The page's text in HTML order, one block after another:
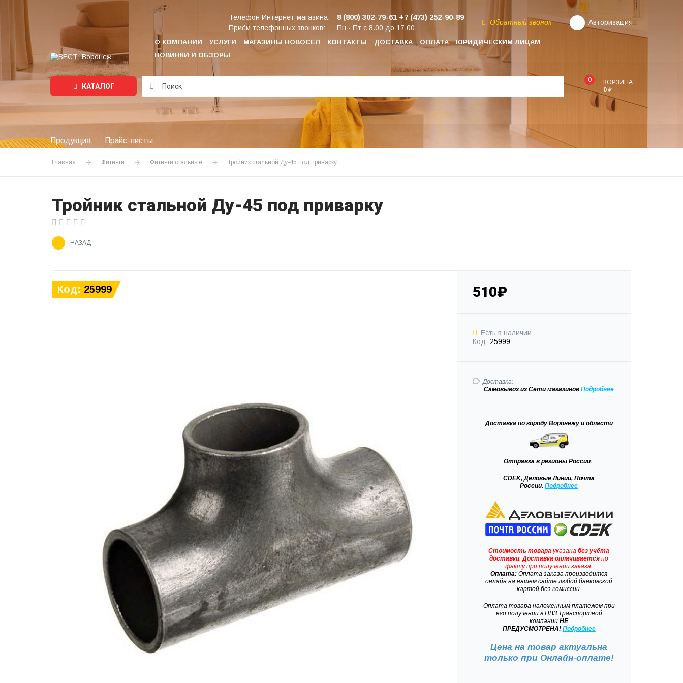
О КОМПАНИИ УСЛУГИ МАГАЗИНЫ НОВОСЕЛ КОНТАКТЫ ДОСТАВКА ОПЛАТА
ЮРИДИЧЕСКИМ ЛИЦАМ
НОВИНКИ И ОБЗОРЫ
Телефон Интернет-магазина: 8 (800) 302-79-61 +7 (473) 252-90-89
Приём телефонных звонков: Пн - Пт с 8.00 до 17.00
Обратный звонок Авторизация
КАТАЛОГ
Подождите...
0
КОРЗИНА
0 ₽
Продукция Прайс-листы
Главная Фитинги Фитинги стальные Тройник стальной Ду-45 под приварку
Тройник стальной Ду-45 под приварку
НАЗАД
Код: 25999 510₽
Есть в наличии
Код: 25999
Доставка:
Самовывозиз Сети магазиновПодробнее
Доставкапо городу Воронежу и области
Отправка в регионы России:
CDEK, Деловые Линии, Почта
России.Подробнее
Стоимость товара указанабез учёта
доставки .Доставка оплачивается по
факту при получении заказа.
Оплата: Оплата заказа производится
онлайн на нашем сайте любой банковской
картой без комиссии.
Оплата товара наложенным платежом при
его получении в ПВЗ Транспортной
компании НЕ
ПРЕДУСМОТРЕНА! Подробнее
Цена на товар актуальна
только при Онлайн-оплате!